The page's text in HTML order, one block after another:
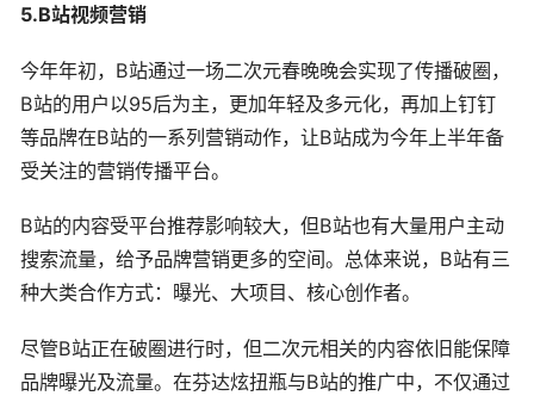
5.B站视频营销
今年年初，B站通过一场二次元春晚晚会实现了传播破圈，
B站的用户以95后为主，更加年轻及多元化，再加上钉钉
等品牌在B站的一系列营销动作，让B站成为今年上半年备
受关注的营销传播平台。
B站的内容受平台推荐影响较大，但B站也有大量用户主动
搜索流量，给予品牌营销更多的空间。总体来说，B站有三
种大类合作方式：曝光、大项目、核心创作者。
尽管B站正在破圈进行时，但二次元相关的内容依旧能保障
品牌曝光及流量。在芬达炫扭瓶与B站的推广中，不仅通过